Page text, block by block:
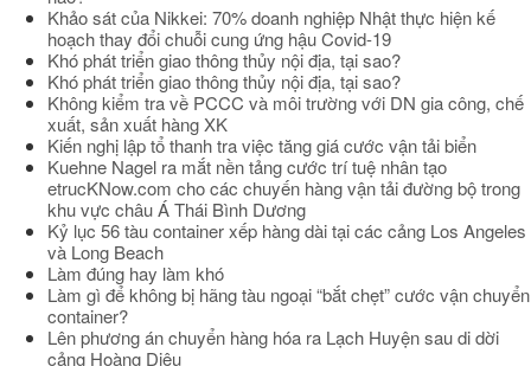
Khảo sát của Nikkei: 70% doanh nghiệp Nhật thực hiện kế
hoạch thay đổi chuỗi cung ứng hậu Covid-19
Khó phát triển giao thông thủy nội địa, tại sao?
Khó phát triển giao thông thủy nội địa, tại sao?
Không kiểm tra về PCCC và môi trường với DN gia công, chế
xuất, sản xuất hàng XK
Kiến nghị lập tổ thanh tra việc tăng giá cước vận tải biển
Kuehne Nagel ra mắt nền tảng cước trí tuệ nhân tạo
etrucKNow.com cho các chuyến hàng vận tải đường bộ trong
khu vực châu Á Thái Bình Dương
Kỷ lục 56 tàu container xếp hàng dài tại các cảng Los Angeles
và Long Beach
Làm đúng hay làm khó
Làm gì để không bị hãng tàu ngoại “bắt chẹt” cước vận chuyển
container?
Lên phương án chuyển hàng hóa ra Lạch Huyện sau di dời
cảng Hoàng Diệu